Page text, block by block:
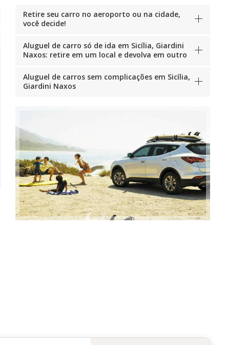
Retire seu carro no aeroporto ou na cidade,
você decide!
Aluguel de carro só de ida em Sicília, Giardini
Naxos: retire em um local e devolva em outro
Aluguel de carros sem complicações em Sicília,
Giardini Naxos